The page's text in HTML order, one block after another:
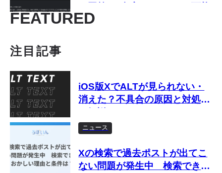
に
FEATURED
注目記事
iOS版XでALTが見られない・
消えた？不具合の原因と対処法
ニュース
Xの検索で過去ポストが出てこ
ない問題が発生中 検索できな